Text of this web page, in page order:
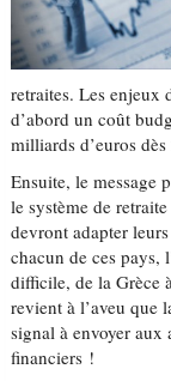
retraites. Les enjeux
d’abord un coût
milliards d’euros
Ensuite, le message
le système de
devront adapter
chacun de ces pays,
difficile, de la Grèce
revient à l’aveu que
signal à envoyer aux
financiers !